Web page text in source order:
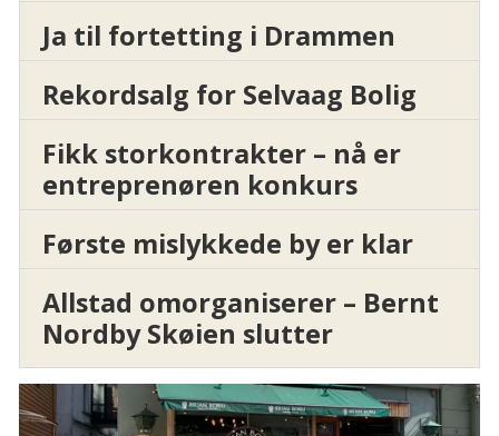
Ja til fortetting i Drammen
Rekordsalg for Selvaag Bolig
Fikk storkontrakter – nå er
entreprenøren konkurs
Første mislykkede by er klar
Allstad omorganiserer – Bernt
Nordby Skøien slutter